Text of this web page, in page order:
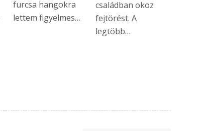
furcsa hangokra
lettem figyelmes…
családban okoz
fejtörést. A
legtöbb…